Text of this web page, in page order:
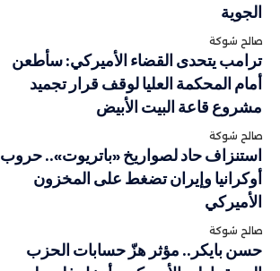
الجوية
صالح شوكة
ترامب يتحدى القضاء الأميركي: سأطعن
أمام المحكمة العليا لوقف قرار تجميد
مشروع قاعة البيت الأبيض
صالح شوكة
استنزاف حاد لصواريخ «باتريوت».. حروب
أوكرانيا وإيران تضغط على المخزون
الأميركي
صالح شوكة
حسن بايكر.. مؤثر هزّ حسابات الحزب